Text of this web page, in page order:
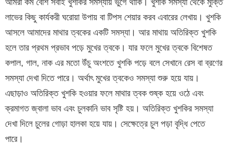
আমরা কম বেশি সবাই খুশকির সমস্যায় ভুগে থাকি। খুশকি সমস্যা থেকে মুক্তি
লাভের কিছু কার্যকরী ঘরোয়া উপায় বা টিপস শেয়ার করব এবারের লেখায়। খুশকি
আসলে আমাদের মাথার ত্বকের একটি সমস্যা। আর মাথায় অতিরিক্ত খুশকি
হলে তার প্রথম প্রভাব পড়ে মুখের ত্বকে। যার ফলে মুখের ত্বকে বিশেষত
কপাল, গাল, নাক এর মতো উঁচু অংশতে খুশকি পড়ে বলে সেখানে রেস বা ব্রণের
সমস্যা দেখা দিতে পারে। অর্থাৎ মুখের ত্বকেও সমস্যা শুরু হয়ে যায়।
এছাড়াও অতিরিক্ত খুশকি হওয়ার ফলে মাথার ত্বক শুষ্ক হয়ে ওঠে এবং
ক্রমাগত জ্বালা ভাব এবং চুলকানি ভাব সৃষ্টি হয়। অতিরিক্ত খুশকির সমস্যা
দেখা দিলে চুলের গোড়া হালকা হয়ে যায়। সেক্ষেত্রে চুল পড়া বৃদ্ধি পেতে
পারে।